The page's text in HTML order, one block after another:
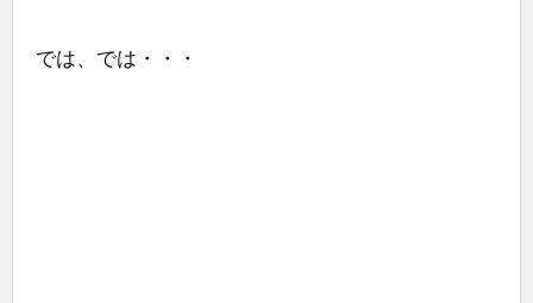
では、では・・・